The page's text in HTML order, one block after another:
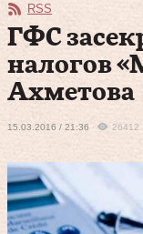
RSS
ГФС
налогов
Ахметова
15.03.2016 / 21:36 26412